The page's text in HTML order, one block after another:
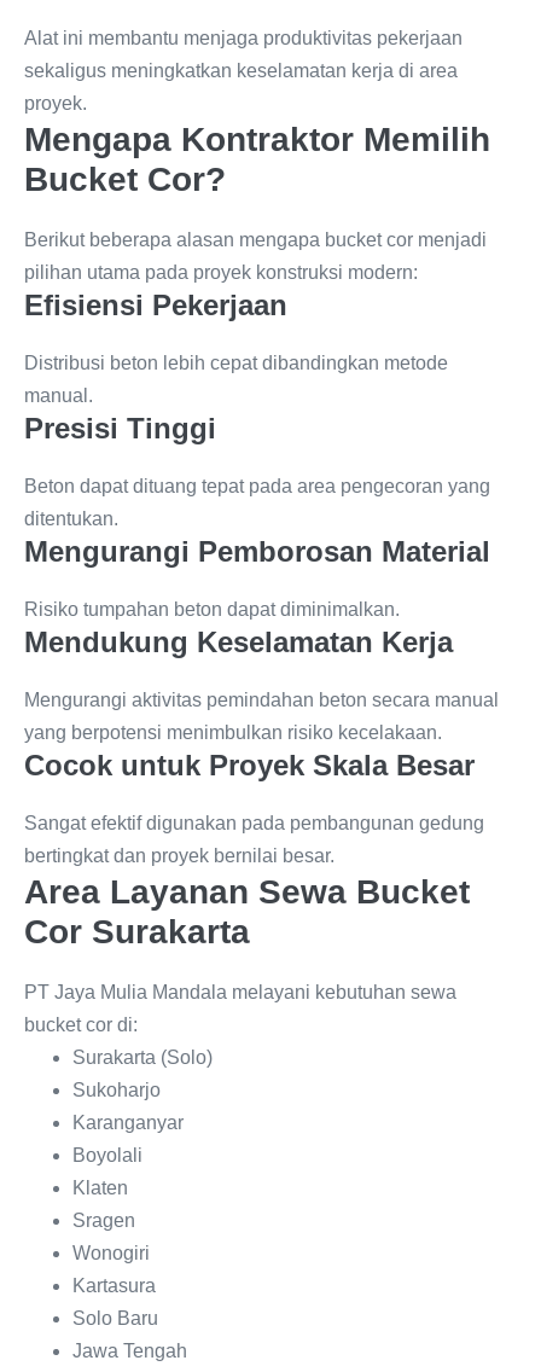
Alat ini membantu menjaga produktivitas pekerjaan
sekaligus meningkatkan keselamatan kerja di area
proyek.
Mengapa Kontraktor Memilih
Bucket Cor?
Berikut beberapa alasan mengapa bucket cor menjadi
pilihan utama pada proyek konstruksi modern:
Efisiensi Pekerjaan
Distribusi beton lebih cepat dibandingkan metode
manual.
Presisi Tinggi
Beton dapat dituang tepat pada area pengecoran yang
ditentukan.
Mengurangi Pemborosan Material
Risiko tumpahan beton dapat diminimalkan.
Mendukung Keselamatan Kerja
Mengurangi aktivitas pemindahan beton secara manual
yang berpotensi menimbulkan risiko kecelakaan.
Cocok untuk Proyek Skala Besar
Sangat efektif digunakan pada pembangunan gedung
bertingkat dan proyek bernilai besar.
Area Layanan Sewa Bucket
Cor Surakarta
PT Jaya Mulia Mandala melayani kebutuhan sewa
bucket cor di:
Surakarta (Solo)
Sukoharjo
Karanganyar
Boyolali
Klaten
Sragen
Wonogiri
Kartasura
Solo Baru
Jawa Tengah